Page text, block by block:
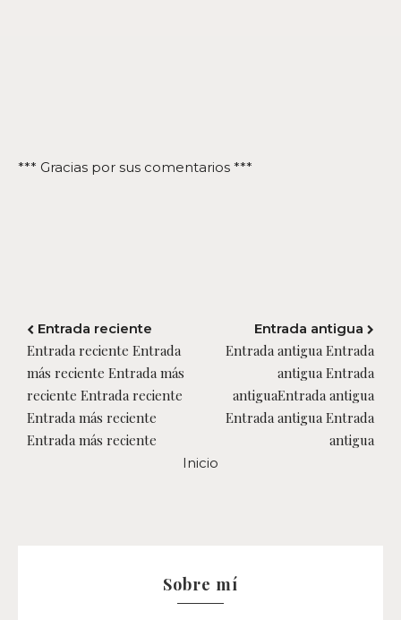
*** Gracias por sus comentarios ***
Entrada reciente
Entrada reciente Entrada
más reciente Entrada más
reciente Entrada reciente
Entrada más reciente
Entrada más reciente
Entrada antigua
Entrada antigua Entrada
antigua Entrada
antiguaEntrada antigua
Entrada antigua Entrada
antigua
Inicio
Sobre mí